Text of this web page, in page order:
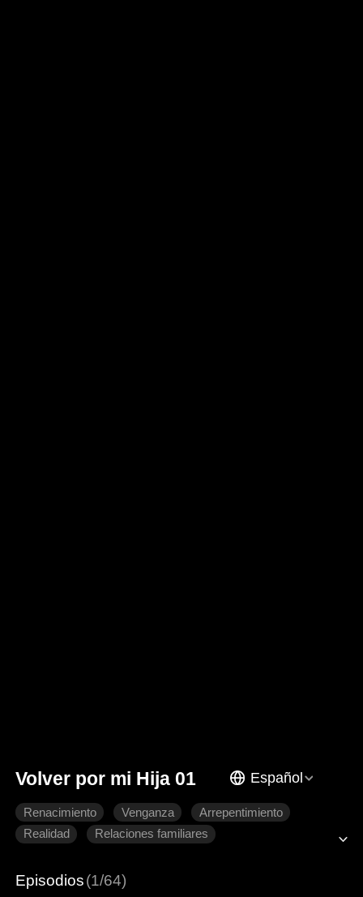
Volver por mi Hija 01 Español
Renacimiento Venganza
Arrepentimiento
Realidad
Relaciones familiares
Episodios(1/64)